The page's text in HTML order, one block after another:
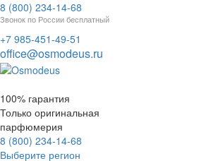
8 (800) 234-14-68
Звонок по России бесплатный
+7 985-451-49-51
office@osmodeus.ru
100% гарантия
Только оригинальная
парфюмерия
8 (800) 234-14-68
Выберите регион